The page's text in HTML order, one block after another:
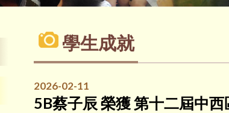
學生成就
2026-02-11
5B蔡子辰 榮獲 第十二屆中